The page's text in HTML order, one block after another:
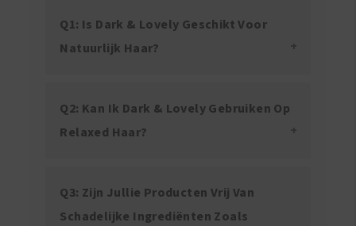
Q1: Is Dark & Lovely Geschikt Voor
Natuurlijk Haar?
Q2: Kan Ik Dark & Lovely Gebruiken Op
Relaxed Haar?
Q3: Zijn Jullie Producten Vrij Van
Schadelijke Ingrediënten Zoals